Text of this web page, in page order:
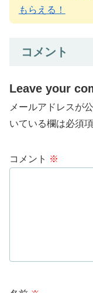
もらえる！
コメント
Leave your
メールアドレスが
いている欄は必須
コメント ※